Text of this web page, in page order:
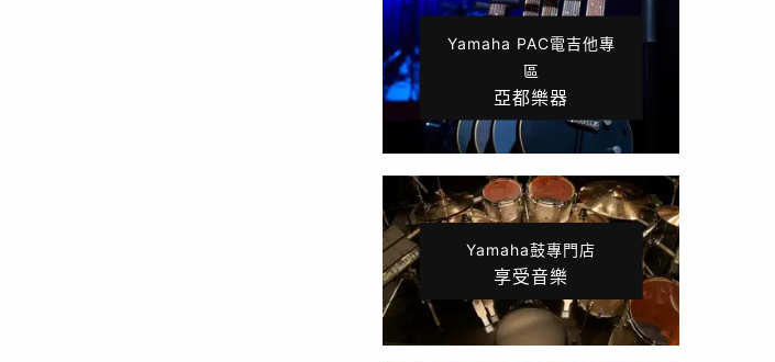
Yamaha PAC電吉他專
區
亞都樂器
Yamaha鼓專門店
享受音樂